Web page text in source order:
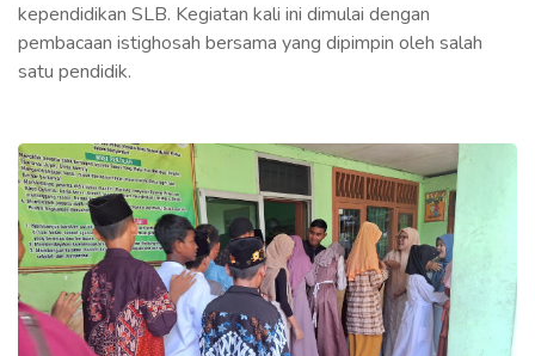
kependidikan SLB. Kegiatan kali ini dimulai dengan
pembacaan istighosah bersama yang dipimpin oleh salah
satu pendidik.